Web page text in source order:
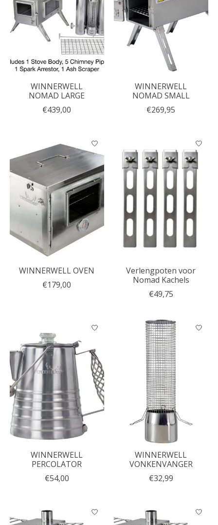
WINNERWELL
NOMAD LARGE
€439,00
WINNERWELL
NOMAD SMALL
€269,95
WINNERWELL OVEN
€179,00
Verlengpoten voor
Nomad Kachels
€49,75
WINNERWELL
PERCOLATOR
€54,00
WINNERWELL
VONKENVANGER
€32,99